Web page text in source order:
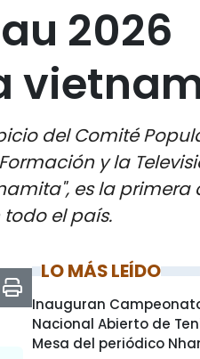
2026
del Comité
y la
es la primera
el país.
LO MÁS LEÍDO
Inauguran
Nacional Abierto de
Mesa del periódico